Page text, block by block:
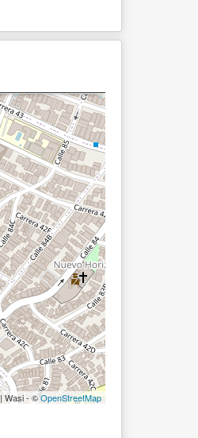
| Wasi - ©OpenStreetMap